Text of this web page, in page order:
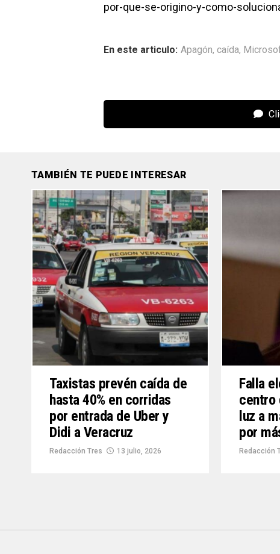
por-que-se-origino-y-como-
En este articulo: Apagón, caída,
TAMBIÉN TE PUEDE INTERESAR
Taxistas prevén caída de
hasta 40% en corridas
por entrada de Uber y
Didi a Veracruz
Redacción Tres 13 julio, 2026
Falla
centro
luz a
por
Redacción